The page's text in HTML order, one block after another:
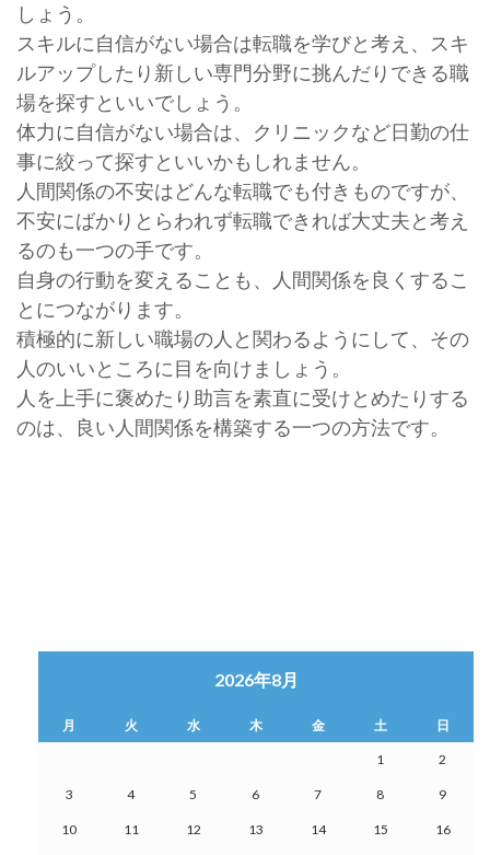
しょう。
スキルに自信がない場合は転職を学びと考え、スキ
ルアップしたり新しい専門分野に挑んだりできる職
場を探すといいでしょう。
体力に自信がない場合は、クリニックなど日勤の仕
事に絞って探すといいかもしれません。
人間関係の不安はどんな転職でも付きものですが、
不安にばかりとらわれず転職できれば大丈夫と考え
るのも一つの手です。
自身の行動を変えることも、人間関係を良くするこ
とにつながります。
積極的に新しい職場の人と関わるようにして、その
人のいいところに目を向けましょう。
人を上手に褒めたり助言を素直に受けとめたりする
のは、良い人間関係を構築する一つの方法です。
2026年8月
月 火 水 木 金 土 日
1 2
3 4 5 6 7 8 9
10 11 12 13 14 15 16